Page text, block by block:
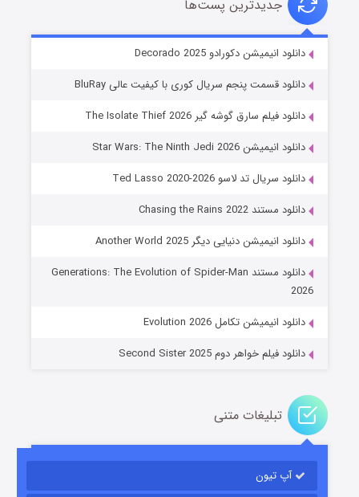
خاندان اژدها فصل ۳
جادوگری در مغولستان
قسمت۱۴ (زیرنویس) منتشر شد
باب اسفنجی فصل ۱۷
قسمت۶ (زیرنویس) منتشر شد
جدیدترین پست‌ها
دانلود انیمیشن دکورادو Decorado 2025
دانلود قسمت پنجم سریال کوری با کیفیت عالی BluRay
دانلود فیلم سارق گوشه گیر The Isolate Thief 2026
دانلود انیمیشن Star Wars: The Ninth Jedi 2026
دانلود سریال تد لاسو Ted Lasso 2020-2026
دانلود مستند Chasing the Rains 2022
دانلود انیمیشن دنیایی دیگر Another World 2025
دانلود مستند Generations: The Evolution of Spider-Man
2026
دانلود انیمیشن تکامل Evolution 2026
دانلود فیلم خواهر دوم Second Sister 2025
تبلیغات متنی
آپ تیون